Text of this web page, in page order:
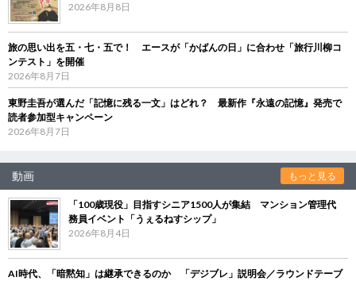
2026年8月8日
旅の思い出を五・七・五で！ エースが「かばんの日」に合わせ「旅行川柳コ
ンテスト」を開催
2026年8月7日
東野圭吾が選んだ「記憶に残る一文」はどれ？ 最新作『永遠の記憶』発売で
読者参加型キャンペーン
2026年8月7日
動画 もっと見る
「100歳現役」目指すシニア1500人が集結 マンション管理代
務員イベント「うぇるねすシップ」
2026年8月4日
AI時代、「暗黙知」は継承できるのか 「デジブレ」説明会／ラウンドテーブ